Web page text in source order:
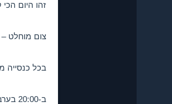
זהו היום
צום מוחלט –
בכל
ב-20:00 בערב מתקיים תהלוכת הקבר הקדוש – הקהל הולך עם הקבר מסביב לכפר/לעיר, שר פיוטים, ומדליק נרות.